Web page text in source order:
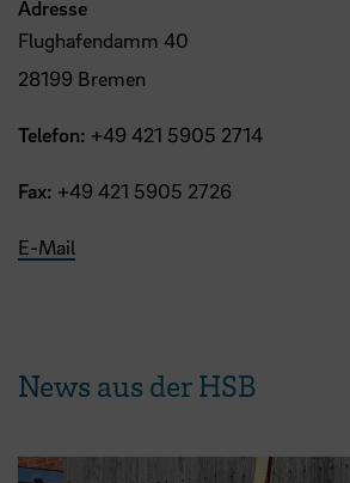
Adresse
Flughafendamm 40
28199 Bremen
Telefon: +49 421 5905 2714
Fax: +49 421 5905 2726
E-Mail
News aus der HSB